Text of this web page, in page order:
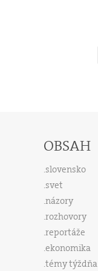
OBSAH
slovensko
svet
názory
rozhovory
reportáže
ekonomika
témy týždňa